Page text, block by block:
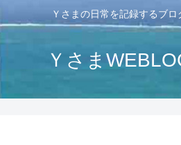
Ｙさまの日常を記録するブロ
Ｙさま